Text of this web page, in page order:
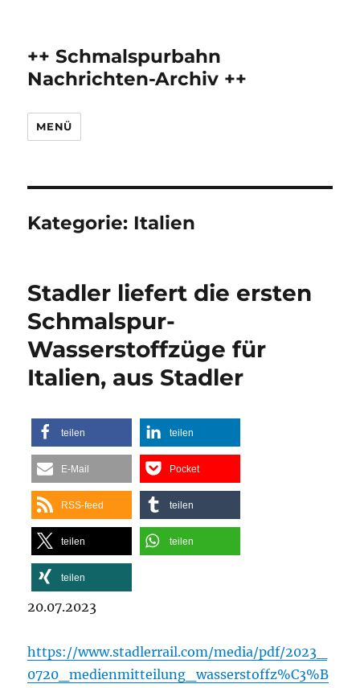
++ Schmalspurbahn
Nachrichten-Archiv ++
MENÜ
Kategorie: Italien
Stadler liefert die ersten
Schmalspur-
Wasserstoffzüge für
Italien, aus Stadler
teilen teilen
E-Mail Pocket
RSS-feed teilen
teilen teilen
teilen
20.07.2023
https://www.stadlerrail.com/media/pdf/2023_
0720_medienmitteilung_wasserstoffz%C3%B